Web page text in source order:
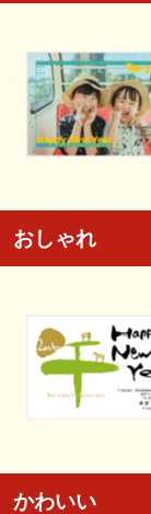
おしゃれ
かわいい